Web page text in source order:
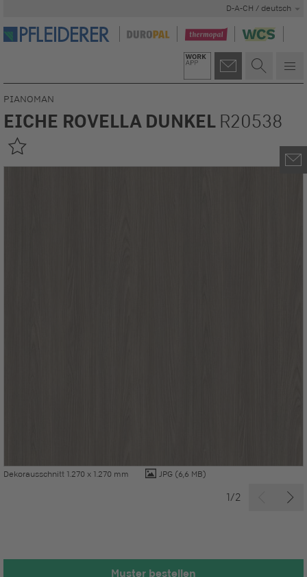
D-A-CH / deutsch
Dekorausschnitt 1.270 x 1.270 mm JPG (6,6 MB)
1/2
PIANOMAN
EICHE ROVELLA DUNKEL R20538
Muster bestellen